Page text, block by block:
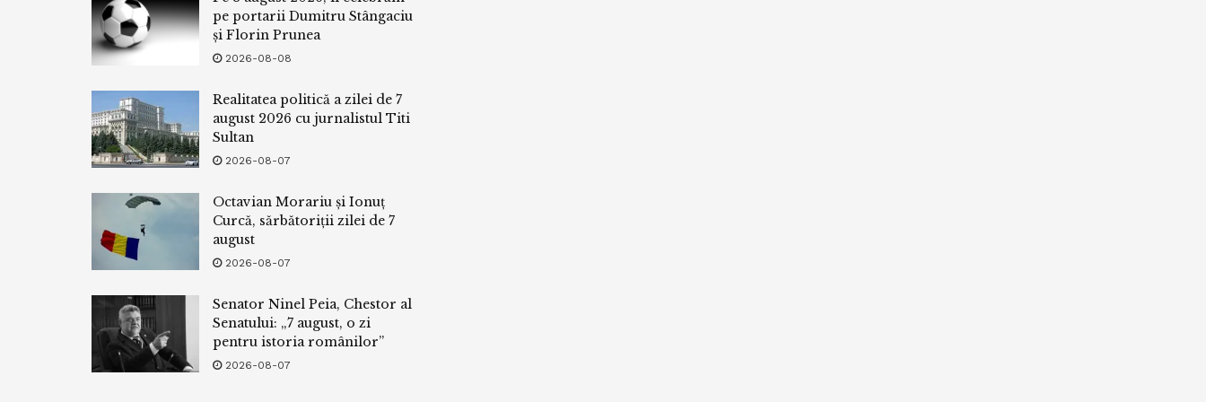
pe portarii Dumitru Stângaciu
și Florin Prunea
2026-08-08
Realitatea politică a zilei de 7
august 2026 cu jurnalistul Titi
Sultan
2026-08-07
Octavian Morariu și Ionuț
Curcă, sărbătoriții zilei de 7
august
2026-08-07
Senator Ninel Peia, Chestor al
Senatului: „7 august, o zi
pentru istoria românilor”
2026-08-07